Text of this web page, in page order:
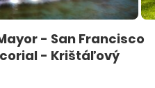
- San Francisco
- Krištáľový